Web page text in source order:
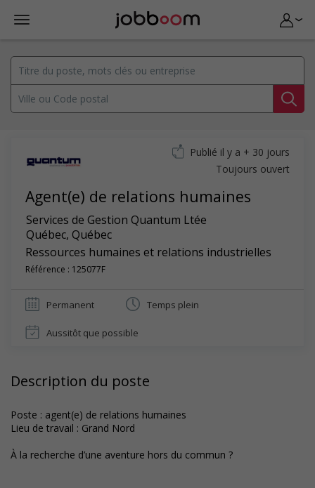
Agent(e) de relations humaines
Services de Gestion Quantum Ltée
Québec, Québec
Ressources humaines et relations industrielles
Référence : 125077F
Publié il y a + 30 jours
Toujours ouvert
Permanent Temps plein
Aussitôt que possible
Description du poste
Poste : agent(e) de relations humaines
Lieu de travail : Grand Nord
À la recherche d’une aventure hors du commun ?